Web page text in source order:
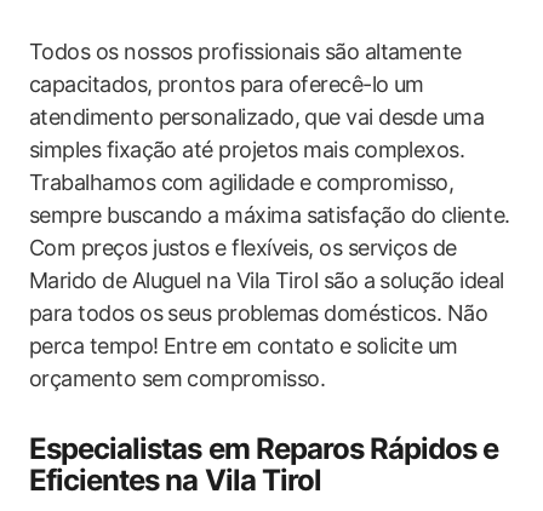
Todos os nossos profissionais são altamente
capacitados, prontos para oferecê-lo um
atendimento personalizado, que vai desde uma
simples fixação até projetos mais complexos.
Trabalhamos com agilidade e compromisso,
sempre buscando a máxima satisfação do cliente.
Com preços justos e flexíveis, os serviços de
Marido de Aluguel na Vila Tirol são a solução ideal
para todos os seus problemas domésticos. Não
perca tempo! Entre em contato e solicite um
orçamento sem compromisso.
Especialistas em Reparos Rápidos e
Eficientes na Vila Tirol